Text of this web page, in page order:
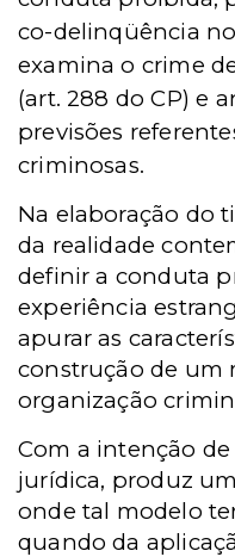
co-delinqüência
examina o crime
(art. 288 do CP) e
previsões
criminosas.
Na elaboração do
da realidade
definir a conduta
experiência
apurar as
construção de um
organização
Com a intenção
jurídica, produz
onde tal modelo
quando da